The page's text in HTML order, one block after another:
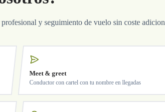
y seguimiento de vuelo sin coste
Meet & greet
Conductor con cartel con tu nombre en llegadas